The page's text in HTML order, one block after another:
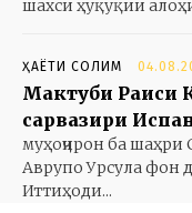
шахси ҳуқуқии
ҲАЁТИ СОЛИМ
Мактуби Раиси
сарвазири
муҳоҷирон ба
Аврупо Урсула фон
Иттиҳоди...